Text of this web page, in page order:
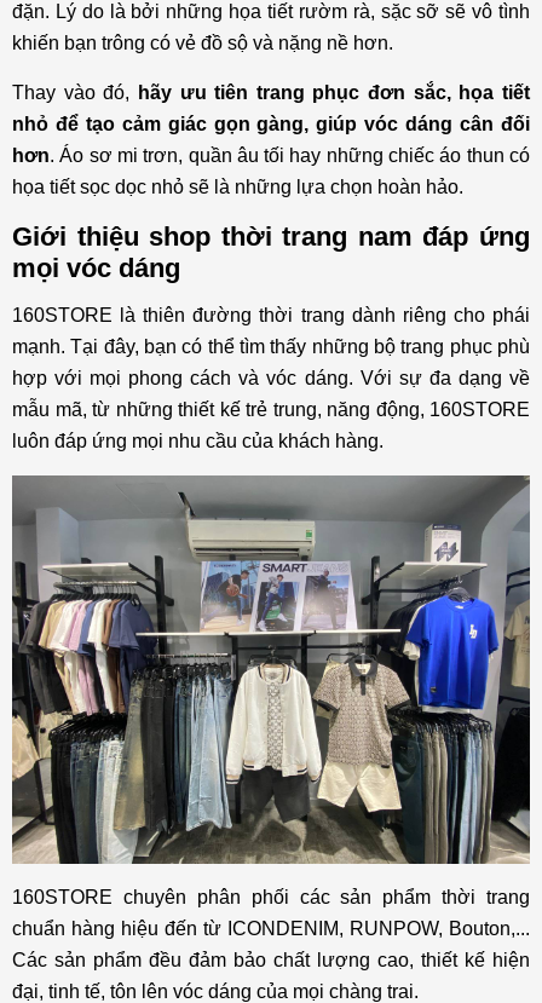
đặn. Lý do là bởi những họa tiết rườm rà, sặc sỡ sẽ vô tình
khiến bạn trông có vẻ đồ sộ và nặng nề hơn.
Thay vào đó,
hãy ưu tiên trang phục đơn sắc, họa tiết
nhỏ để tạo cảm giác gọn gàng, giúp vóc dáng cân đối
hơn. Áo sơ mi trơn, quần âu tối hay những chiếc áo thun có
họa tiết sọc dọc nhỏ sẽ là những lựa chọn hoàn hảo.
Giới thiệu shop thời trang nam đáp ứng
mọi vóc dáng
160STORE là thiên đường thời trang dành riêng cho phái
mạnh. Tại đây, bạn có thể tìm thấy những bộ trang phục phù
hợp với mọi phong cách và vóc dáng. Với sự đa dạng về
mẫu mã, từ những thiết kế trẻ trung, năng động, 160STORE
luôn đáp ứng mọi nhu cầu của khách hàng.
160STORE chuyên phân phối các sản phẩm thời trang
chuẩn hàng hiệu đến từ ICONDENIM, RUNPOW, Bouton,...
Các sản phẩm đều đảm bảo chất lượng cao, thiết kế hiện
đại, tinh tế, tôn lên vóc dáng của mọi chàng trai.